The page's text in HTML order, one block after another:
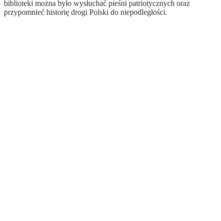
biblioteki można było wysłuchać pieśni patriotycznych oraz
przypomnieć historię drogi Polski do niepodległości.